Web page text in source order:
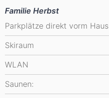
Familie Herbst
Parkplätze direkt vorm Haus
Skiraum
WLAN
Saunen: